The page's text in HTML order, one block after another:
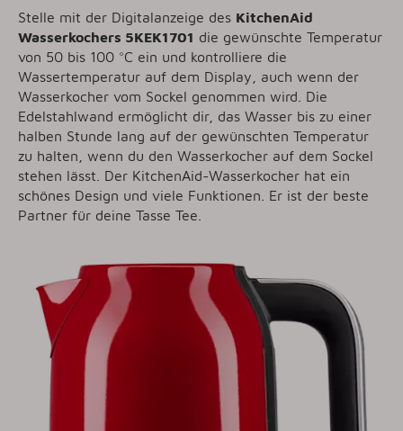
Stelle mit der Digitalanzeige des KitchenAid
Wasserkochers 5KEK1701 die gewünschte Temperatur
von 50 bis 100 °C ein und kontrolliere die
Wassertemperatur auf dem Display, auch wenn der
Wasserkocher vom Sockel genommen wird. Die
Edelstahlwand ermöglicht dir, das Wasser bis zu einer
halben Stunde lang auf der gewünschten Temperatur
zu halten, wenn du den Wasserkocher auf dem Sockel
stehen lässt. Der KitchenAid-Wasserkocher hat ein
schönes Design und viele Funktionen. Er ist der beste
Partner für deine Tasse Tee.